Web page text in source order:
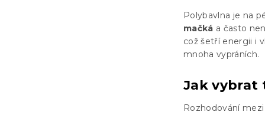
Polybavlna je na
mačká a často
což šetří energii i
mnoha vypráních.
Jak vybrat
Rozhodování